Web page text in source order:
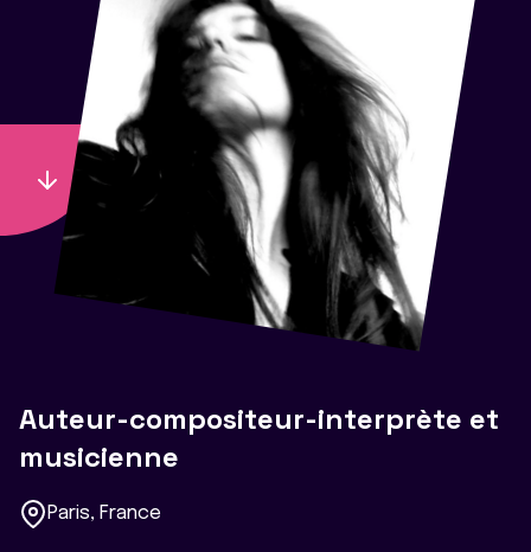
Auteur-compositeur-interprète et
musicienne
Paris, France